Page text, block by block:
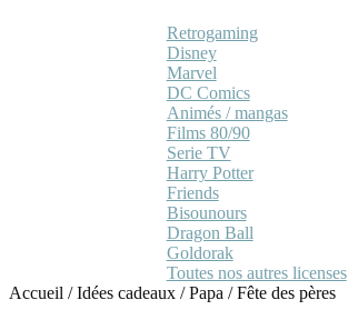
Retrogaming
Disney
Marvel
DC Comics
Animés / mangas
Films 80/90
Serie TV
Harry Potter
Friends
Bisounours
Dragon Ball
Goldorak
Toutes nos autres licenses
Accueil /Idées cadeaux /Papa /Fête des pères